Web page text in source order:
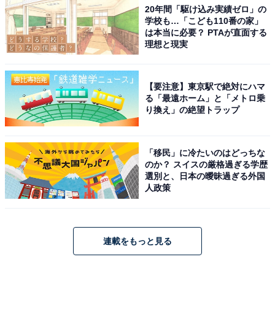
20年間「駆け込み実績ゼロ」の
学校も…「こども110番の家」
は本当に必要？ PTAが直面する
理想と現実
【要注意】東京駅で絶対にハマ
る「最遠ホーム」と「メトロ乗
り換え」の絶望トラップ
「移民」に冷たいのはどっちな
のか？ スイスの厳格過ぎる学歴
選別と、日本の曖昧過ぎる外国
人政策
連載をもっと見る